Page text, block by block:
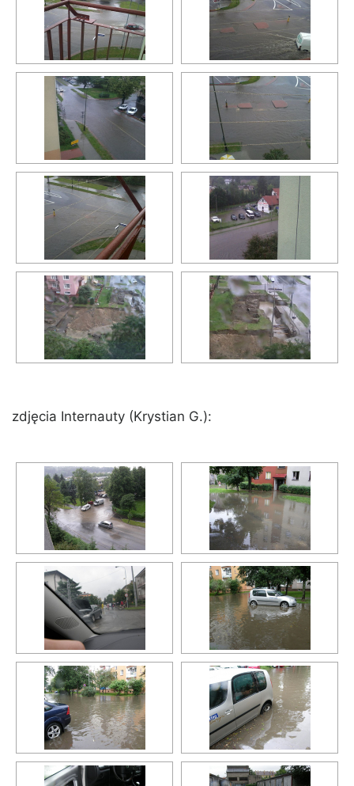
zdjęcia Internauty (Krystian G.):